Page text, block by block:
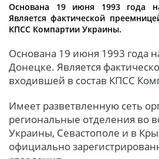
Основана 19 июня 1993 года
Является фактической
КПСС Компартии Украины.
Основана 19 июня 1993 года
Донецке. Является
входившей в состав КПСС
Имеет разветвленную сеть
региональные отделения во
Украины, Севастополе и в
официально